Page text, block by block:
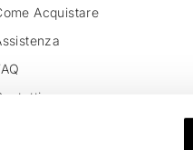
Acquistare